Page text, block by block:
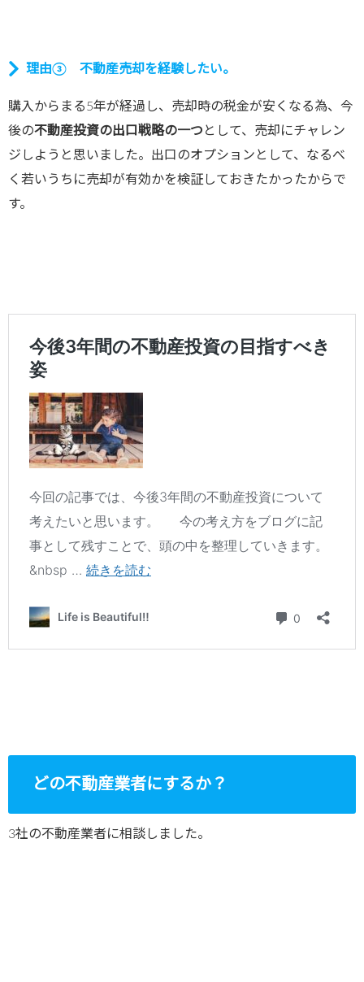
理由③ 不動産売却を経験したい。
購入からまる5年が経過し、売却時の税金が安くなる為、今
後の不動産投資の出口戦略の一つ として、売却にチャレン
ジしようと思いました。出口のオプションとして、なるべ
く若いうちに売却が有効かを検証しておきたかったからで
す。
どの不動産業者にするか？
3社の不動産業者に相談しました。